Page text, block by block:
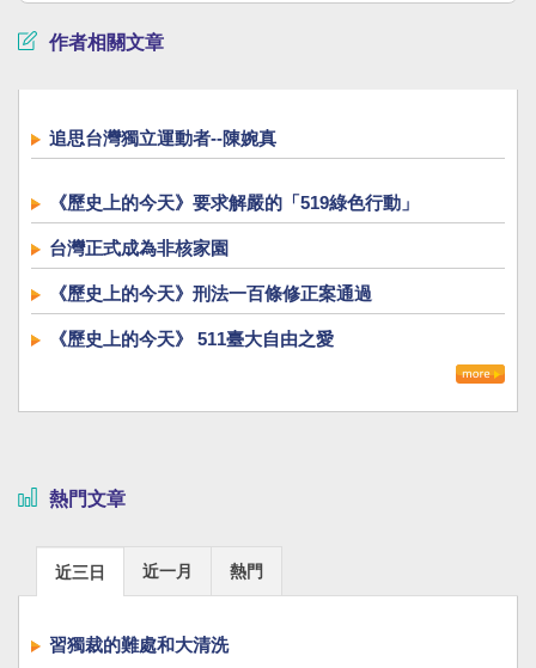
作者相關文章
追思台灣獨立運動者--陳婉真
《歷史上的今天》要求解嚴的「519綠色行動」
台灣正式成為非核家園
《歷史上的今天》刑法一百條修正案通過
《歷史上的今天》 511臺大自由之愛
熱門文章
近三日 近一月 熱門
習獨裁的難處和大清洗